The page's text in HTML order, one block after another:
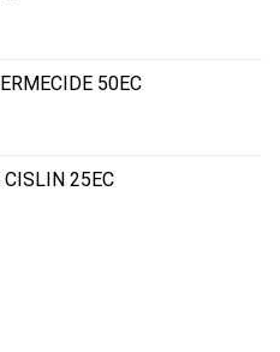
50EC
25EC